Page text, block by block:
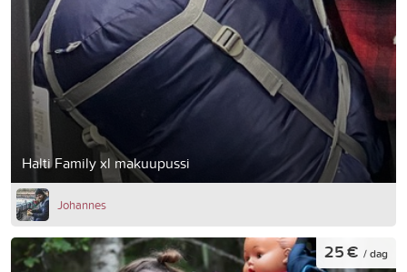
Halti Family xl makuupussi
Johannes
25 € / dag